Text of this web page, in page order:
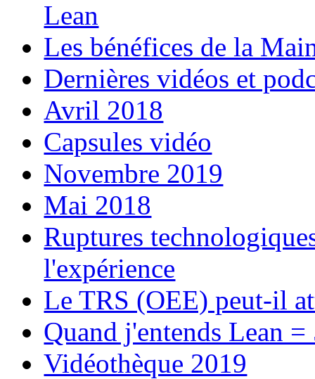
Lean
Les bénéfices de la
Dernières vidéos et
Avril 2018
Capsules vidéo
Novembre 2019
Mai 2018
Ruptures
l'expérience
Le TRS (OEE) peut-il
Quand j'entends Lean =
Vidéothèque 2019